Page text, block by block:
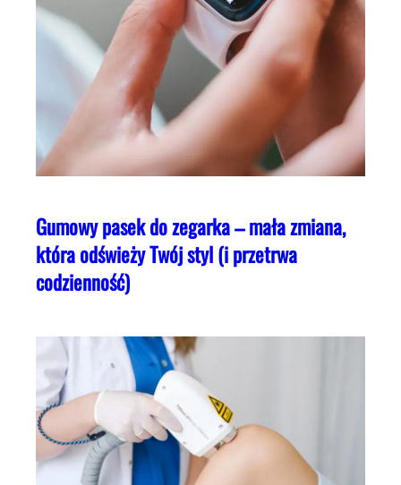
Gumowy pasek do zegarka – mała zmiana,
która odświeży Twój styl (i przetrwa
codzienność)